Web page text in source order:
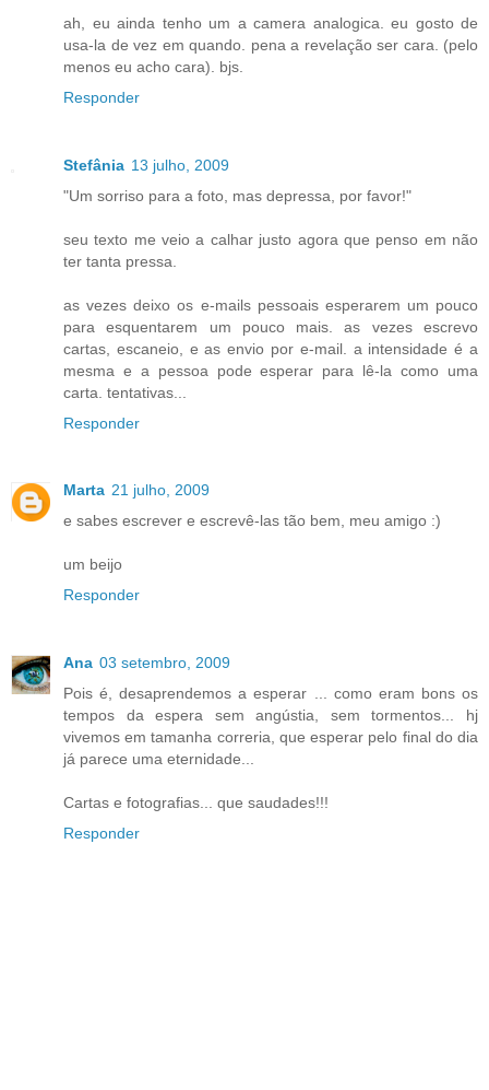
ah, eu ainda tenho um a camera analogica. eu gosto de
usa-la de vez em quando. pena a revelação ser cara. (pelo
menos eu acho cara). bjs.
Responder
Stefânia 13 julho, 2009
"Um sorriso para a foto, mas depressa, por favor!"
seu texto me veio a calhar justo agora que penso em não
ter tanta pressa.
as vezes deixo os e-mails pessoais esperarem um pouco
para esquentarem um pouco mais. as vezes escrevo
cartas, escaneio, e as envio por e-mail. a intensidade é a
mesma e a pessoa pode esperar para lê-la como uma
carta. tentativas...
Responder
Marta 21 julho, 2009
e sabes escrever e escrevê-las tão bem, meu amigo :)
um beijo
Responder
Ana 03 setembro, 2009
Pois é, desaprendemos a esperar ... como eram bons os
tempos da espera sem angústia, sem tormentos... hj
vivemos em tamanha correria, que esperar pelo final do dia
já parece uma eternidade...
Cartas e fotografias... que saudades!!!
Responder